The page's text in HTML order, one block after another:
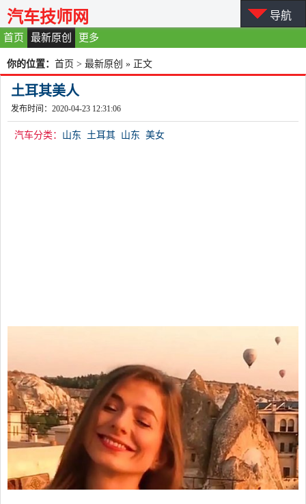
首页 最新原创 更多
汽车技师网 导航
你的位置： 首页 > 最新原创 » 正文
土耳其美人
发布时间：2020-04-23 12:31:06
汽车分类： 山东 土耳其 山东 美女